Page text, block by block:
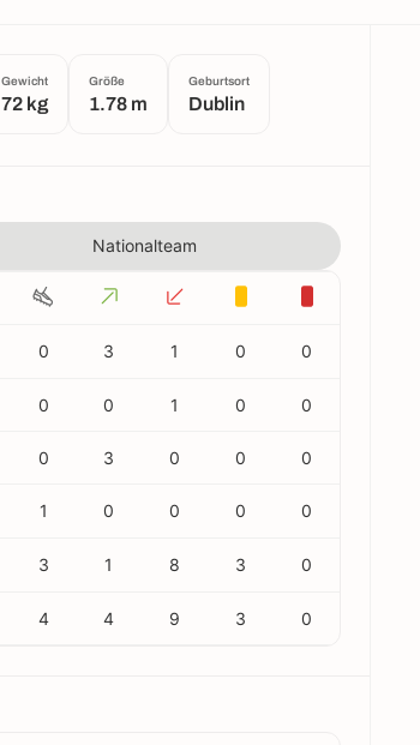
Gewicht
72 kg
Größe
1.78 m
Geburtsort
Dublin
Nationalteam
0 3 1 0 0
0 0 1 0 0
0 3 0 0 0
1 0 0 0 0
3 1 8 3 0
4 4 9 3 0